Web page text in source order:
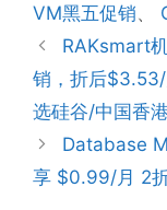
VM黑五促销、
RAKsmart
销，折后
选硅谷/中国香港
Database
享 $0.99/月 2